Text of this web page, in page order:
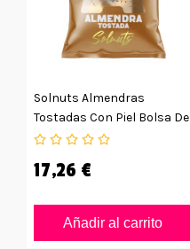
Solnuts Almendras
Tostadas Con Piel Bolsa De
85 G
17,26 €
Añadir al carrito